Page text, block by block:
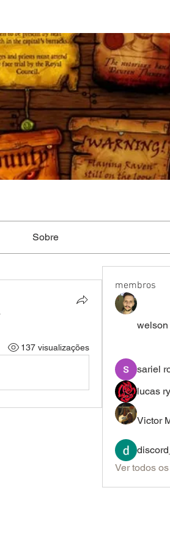
Sobre
137 visualizações
membros
welson
sariel
lucas
Victor
Ver todos